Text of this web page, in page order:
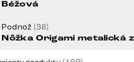
Béžová
Podnož(38)
Nôžka Origami metalická